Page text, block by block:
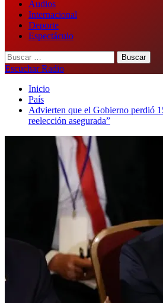
Audios
Internacional
Deporte
Espectáculo
Buscar:
Escuchar Radio
Inicio
País
Advierten que el Gobierno perdió
reelección asegurada”